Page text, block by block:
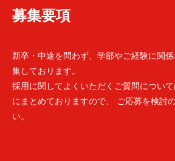
募集要項
新卒・中途を問わず、学部やご経験に関
集しております。
採用に関してよくいただくご質問について
にまとめておりますので、 ご応募を検討
い。